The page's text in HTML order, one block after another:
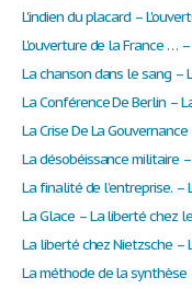
L'indien du placard –
L'ouverture de la France …
La chanson dans le sang –
La Conférence De Berlin –
La Crise De La
La désobéissance militaire
La finalité de l’entreprise. –
La Glace – La liberté chez
La liberté chez Nietzsche
La méthode de la synthèse